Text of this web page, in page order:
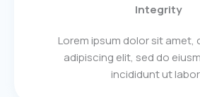
Integrity
Lorem ipsum dolor sit
adipiscing elit, sed do
incididunt ut